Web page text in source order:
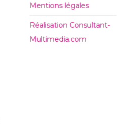
Mentions légales
Réalisation Consultant-
Multimedia.com